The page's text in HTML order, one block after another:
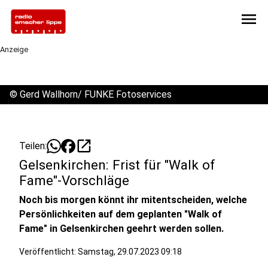
menu
Anzeige
© Gerd Wallhorn/ FUNKE Fotoservices
Teilen: open_in_new
Gelsenkirchen: Frist für "Walk of
Fame"-Vorschläge
Noch bis morgen könnt ihr mitentscheiden, welche
Persönlichkeiten auf dem geplanten "Walk of
Fame" in Gelsenkirchen geehrt werden sollen.
Veröffentlicht: Samstag, 29.07.2023 09:18